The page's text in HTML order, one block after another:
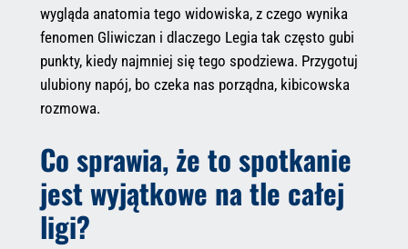
wygląda anatomia tego widowiska, z czego wynika
fenomen Gliwiczan i dlaczego Legia tak często gubi
punkty, kiedy najmniej się tego spodziewa. Przygotuj
ulubiony napój, bo czeka nas porządna, kibicowska
rozmowa.
Co sprawia, że to spotkanie
jest wyjątkowe na tle całej
ligi?